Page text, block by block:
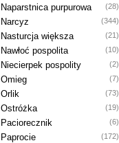
Naparstnica purpurowa (28)
Narcyz (344)
Nasturcja większa (21)
Nawłoć pospolita (10)
Niecierpek pospolity (2)
Omieg (7)
Orlik (73)
Ostróżka (19)
Paciorecznik (6)
Paprocie (172)